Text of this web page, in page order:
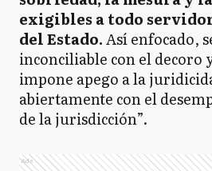
exigibles a todo
del Estado.Así enfocado,
inconciliable con el decoro
impone apego a la
abiertamente con el
de la jurisdicción”.
Ads